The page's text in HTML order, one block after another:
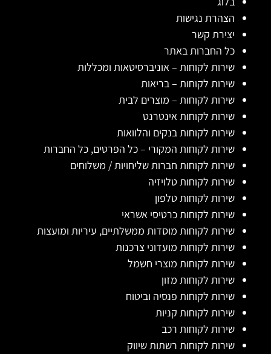
הצהרת נגישות
יצירת קשר
כל החברות באתר
שירות לקוחות – אוניברסיטאות ומכללות
שירות לקוחות – בריאות
שירות לקוחות – מוצרים לבית
שירות לקוחות אינטרנט
שירות לקוחות בנקים והלוואות
שירות לקוחות המקורי – כל הפרטים, כל החברות
שירות לקוחות חברות שליחויות / משלוחים
שירות לקוחות טלויזיה
שירות לקוחות טלפון
שירות לקוחות כרטיסי אשראי
שירות לקוחות מוסדות ממשלתיים, עיריות ומועצות
שירות לקוחות מועדוני צרכנות
שירות לקוחות מוצרי חשמל
שירות לקוחות מזון
שירות לקוחות פנסיה וביטוח
שירות לקוחות קניות
שירות לקוחות רכב
שירות לקוחות רשתות שיווק